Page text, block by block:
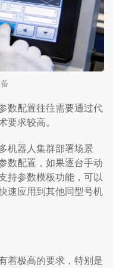
数配置往往需要通过代
要求较高。
机器人集群部署场景
数配置，如果逐台手动
持参数模板功能，可以
速应用到其他同型号机
着极高的要求，特别是